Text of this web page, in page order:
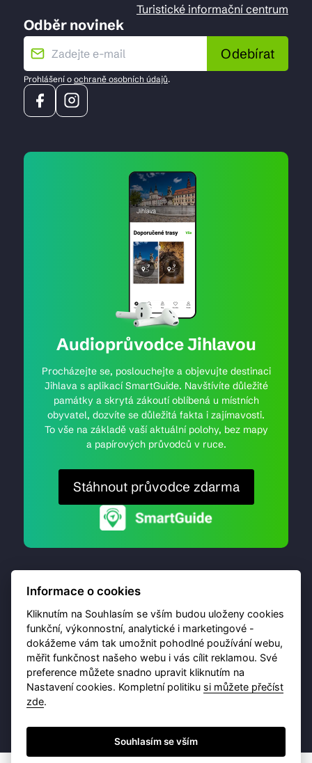
Turistické informační centrum
Odběr novinek
Odebírat
Prohlášení o ochraně osobních údajů.
Audioprůvodce Jihlavou
Procházejte se, poslouchejte a objevujte destinaci
Jihlava s aplikací SmartGuide. Navštívíte důležité
památky a skrytá zákoutí oblíbená u místních
obyvatel, dozvíte se důležitá fakta i zajímavosti.
To vše na základě vaší aktuální polohy, bez mapy
a papírových průvodců v ruce.
Stáhnout průvodce zdarma
© 2026 Destinační portál provozujeBrána Jihlavy,
příspěvková organizace. Všechna práva vyhrazena.
Ochrana osobních údajů
Informace o cookies
Kliknutím na Souhlasím se vším budou uloženy cookies
funkční, výkonnostní, analytické i marketingové -
dokážeme vám tak umožnit pohodlné používání webu,
měřit funkčnost našeho webu i vás cílit reklamou. Své
preference můžete snadno upravit kliknutím na
Nastavení cookies. Kompletní politiku si můžete přečíst
zde.
Souhlasím se vším